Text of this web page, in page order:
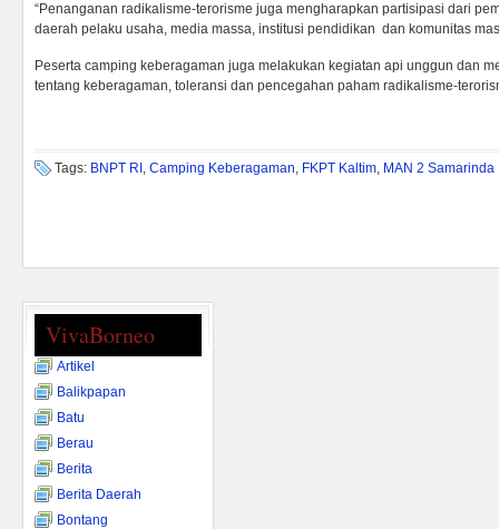
“Penanganan radikalisme-terorisme juga mengharapkan partisipasi dari
daerah pelaku usaha, media massa, institusi pendidikan dan komunitas
Peserta camping keberagaman juga melakukan kegiatan api unggun dan
tentang keberagaman, toleransi dan pencegahan paham radikalisme-
Tags: BNPT RI , Camping Keberagaman, FKPT Kaltim, MAN 2 Samarinda
VivaBorneo
Artikel
Balikpapan
Batu
Berau
Berita
Berita Daerah
Bontang